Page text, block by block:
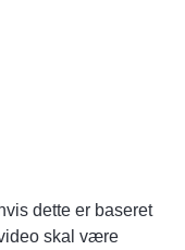
dette er baseret
skal være